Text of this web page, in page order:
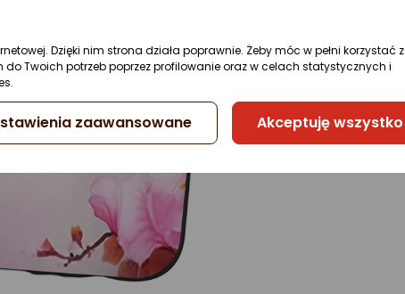
Dzięki nim strona działa poprawnie. Żeby móc w pełni korzystać z
Twoich potrzeb poprzez profilowanie oraz w celach statystycznych i
zaawansowane Akceptuję wszystko